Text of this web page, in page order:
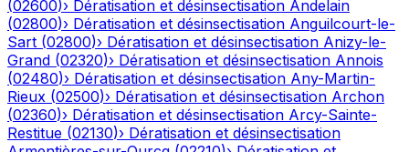
(02600)› Dératisation et désinsectisation Andelain
(02800)› Dératisation et désinsectisation Anguilcourt-le-
Sart (02800)› Dératisation et désinsectisation Anizy-le-
Grand (02320)› Dératisation et désinsectisation Annois
(02480)› Dératisation et désinsectisation Any-Martin-
Rieux (02500)› Dératisation et désinsectisation Archon
(02360)› Dératisation et désinsectisation Arcy-Sainte-
Restitue (02130)› Dératisation et désinsectisation